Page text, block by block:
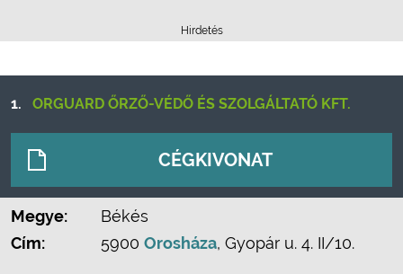
Hirdetés
1. ORGUARD ŐRZŐ-VÉDŐ ÉS SZOLGÁLTATÓ KFT.
CÉGKIVONAT
Megye:
Békés
Cím:
5900 Orosháza, Gyopár u. 4. II/10.